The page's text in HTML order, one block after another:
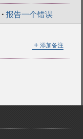
• 报告一个错误
＋ 添加备注